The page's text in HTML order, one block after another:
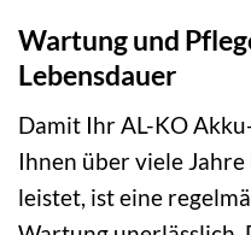
Wartung und
Lebensdauer
Damit Ihr AL-KO
Ihnen über viele
leistet, ist eine